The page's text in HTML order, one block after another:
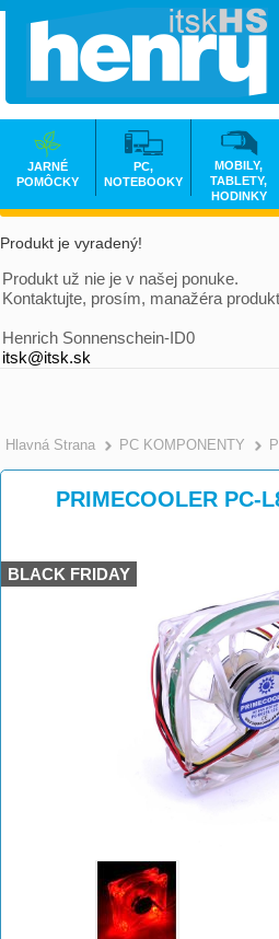
Produkt je vyradený!
Produkt už nie je v našej ponuke.
Kontaktujte, prosím, manažéra
Henrich Sonnenschein-ID0
itsk@itsk.sk
Hlavná Strana >
PC KOMPONENTY
PRIMECOOLER PC-
BLACK FRIDAY
JARNÉ
POMÔCKY
PC,
NOTEBOOKY
MOBILY,
TABLETY,
HODINKY